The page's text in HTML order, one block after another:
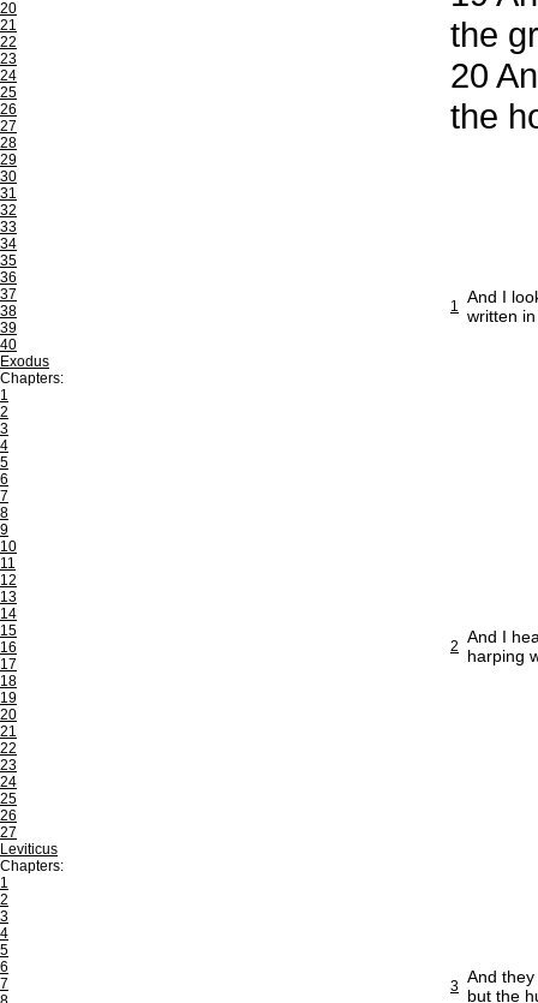
20
21
22
23
24
25
26
27
28
29
30
31
32
33
34
35
36
37
38
39
40
Exodus
Chapters:
1
2
3
4
5
6
7
8
9
10
11
12
13
14
15
16
17
18
19
20
21
22
23
24
25
26
27
Leviticus
Chapters:
1
2
3
4
5
6
7
the
20
the
1 And I
written
2 And I
harping
3 And
but the